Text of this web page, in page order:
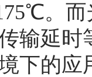
。
输延
下的应